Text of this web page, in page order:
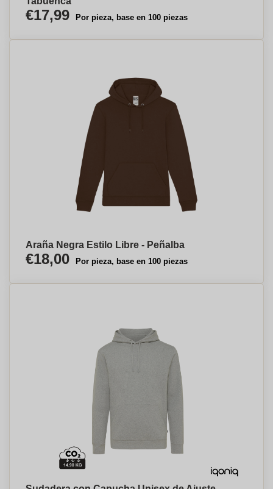
€17,99 Por pieza, base en 100 piezas
Araña Negra Estilo Libre - Peñalba
€18,00 Por pieza, base en 100 piezas